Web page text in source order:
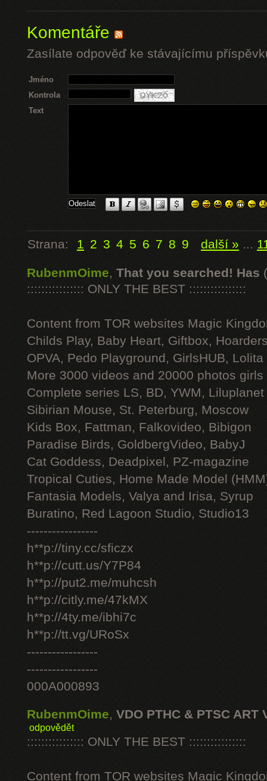
Komentáře
Zasílate odpověď ke stávajícímu
Jméno
Kontrola
Text
Strana: 1 2 3 4 5 6 7 8 9 další » ...
RubenmOime, That you searched! Has
:::::::::::::::: ONLY THE BEST ::::::::::::::::
Content from TOR websites Magic
Childs Play, Baby Heart, Giftbox,
OPVA, Pedo Playground, GirlsHUB, Lolita
More 3000 videos and 20000 photos
Complete series LS, BD, YWM, Liluplanet
Sibirian Mouse, St. Peterburg, Moscow
Kids Box, Fattman, Falkovideo, Bibigon
Paradise Birds, GoldbergVideo, BabyJ
Cat Goddess, Deadpixel, PZ-magazine
Tropical Cuties, Home Made Model
Fantasia Models, Valya and Irisa, Syrup
Buratino, Red Lagoon Studio, Studio13
-----------------
h**p://tiny.cc/sficzx
h**p://cutt.us/Y7P84
h**p://put2.me/muhcsh
h**p://citly.me/47kMX
h**p://4ty.me/ibhi7c
h**p://tt.vg/URoSx
-----------------
-----------------
000A000893
RubenmOime, VDO PTHC & PTSC ART
odpovědět
:::::::::::::::: ONLY THE BEST ::::::::::::::::
Content from TOR websites Magic